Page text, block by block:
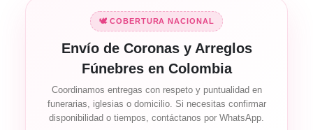
🕊️ COBERTURA NACIONAL
Envío de Coronas y Arreglos
Fúnebres en Colombia
Coordinamos entregas con respeto y puntualidad en
funerarias, iglesias o domicilio. Si necesitas confirmar
disponibilidad o tiempos, contáctanos por WhatsApp.